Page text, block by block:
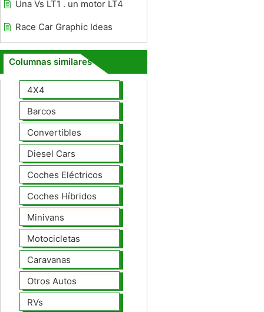
Una Vs LT1 . un motor LT4
Race Car Graphic Ideas
Columnas similares
4X4
Barcos
Convertibles
Diesel Cars
Coches Eléctricos
Coches Híbridos
Minivans
Motocicletas
Caravanas
Otros Autos
RVs